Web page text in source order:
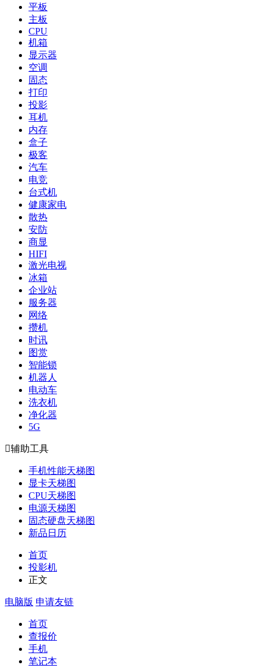
平板
主板
CPU
机箱
显示器
空调
固态
打印
投影
耳机
内存
盒子
极客
汽车
电竞
台式机
健康家电
散热
安防
商显
HIFI
激光电视
冰箱
企业站
服务器
网络
攒机
时讯
图赏
智能锁
机器人
电动车
洗衣机
净化器
5G
辅助工具
手机性能天梯图
显卡天梯图
CPU天梯图
电源天梯图
固态硬盘天梯图
新品日历
首页
投影机
正文
电脑版 申请友链
首页
查报价
手机
笔记本